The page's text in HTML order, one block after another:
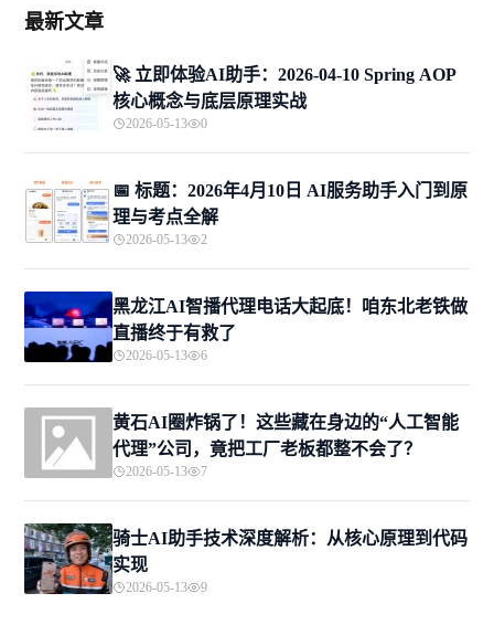
最新文章
🚀 立即体验AI助手：2026-04-10 Spring AOP
核心概念与底层原理实战
2026-05-13 0
📅 标题：2026年4月10日 AI服务助手入门到原
理与考点全解
2026-05-13 2
黑龙江AI智播代理电话大起底！咱东北老铁做
直播终于有救了
2026-05-13 6
黄石AI圈炸锅了！这些藏在身边的“人工智能
代理”公司，竟把工厂老板都整不会了？
2026-05-13 7
骑士AI助手技术深度解析：从核心原理到代码
实现
2026-05-13 9